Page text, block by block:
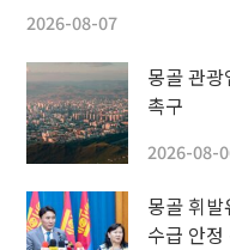
2026-08-07
몽골 관
촉구
2026-08-
몽골 휘
수급 안정